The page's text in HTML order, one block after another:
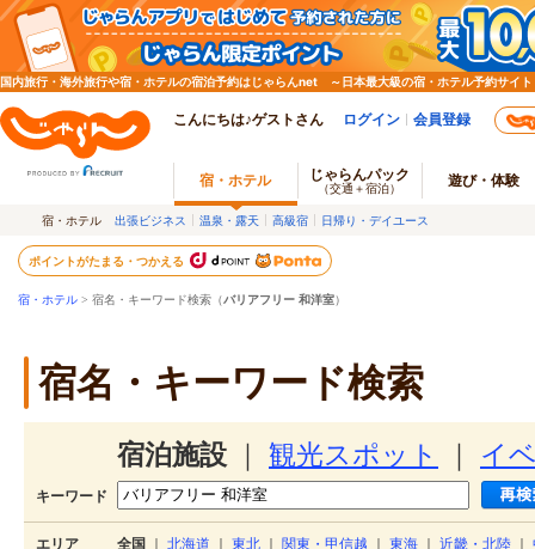
国内旅行・海外旅行や宿・ホテルの宿泊予約はじゃらんnet ～日本最大級の宿・ホテル予約サイト
こんにちは♪ゲストさん ログイン 会員登録
宿・ホテル じゃらんパック
（交通＋宿泊） 遊び・体験
宿・ホテル 出張ビジネス 温泉・露天 高級宿 日帰り・デイユース
ポイントがたまる・つかえる
宿・ホテル > 宿名・キーワード検索（バリアフリー 和洋室）
宿名・キーワード検索
宿泊施設 観光スポット イ
キーワード
エリア 全国 北海道 東北 関東・甲信越 東海 近畿・北陸